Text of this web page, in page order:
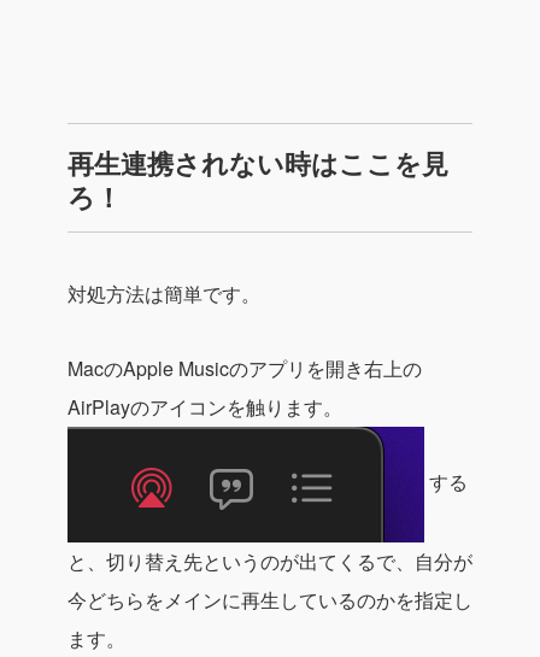
再生連携されない時はここを見
ろ！
対処方法は簡単です。
MacのApple Musicのアプリを開き右上の
AirPlayのアイコンを触ります。
する
と、切り替え先というのが出てくるで、自分が
今どちらをメインに再生しているのかを指定し
ます。